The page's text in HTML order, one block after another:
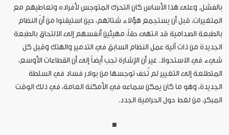
بالفشل. وعلى هذا الأساس كان التحرك المتوجس لأفراده وتعاطيهم مع
المتغيرات، قبل أن يستجمع هؤلاء شتاتهم، حين استيقنوا من أنّ النظام
بالطبعة الصدامية قد انتهى حقاً، مهيئين أنفسهم إلى الالتحاق بالطبعة
الجديدة من ذات آلية عمل النظام السابق في التدمير والهتك وقبل كل
شيء في الاستحواذ. غير أن الإشارة تجب أيضاً إلى أن القطاعات الأوسع،
المتطلعة إلى التغيير لم تُخف توجسها من بوادر فساد في السلطة
الجديدة، وهو ما كان يمكن سماعه في الأمكنة العامة، في ذلك الوقت
المبكر، من لغط حول الحرامية الجدد.
■